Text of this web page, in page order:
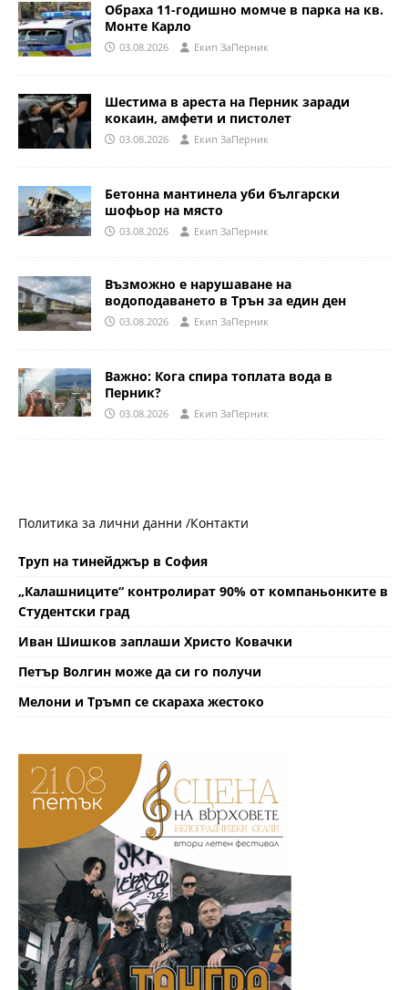
Обраха 11-годишно момче в парка на кв.
Монте Карло
03.08.2026 Eкип ЗаПерник
Шестима в ареста на Перник заради
кокаин, амфети и пистолет
03.08.2026 Eкип ЗаПерник
Бетонна мантинела уби български
шофьор на място
03.08.2026 Eкип ЗаПерник
Възможно е нарушаване на
водоподаването в Трън за един ден
03.08.2026 Eкип ЗаПерник
Важно: Кога спира топлата вода в
Перник?
03.08.2026 Eкип ЗаПерник
Политика за лични данни /Контакти
Труп на тинейджър в София
„Калашниците“ контролират 90% от компаньонките в
Студентски град
Иван Шишков заплаши Христо Ковачки
Петър Волгин може да си го получи
Мелони и Тръмп се скараха жестоко